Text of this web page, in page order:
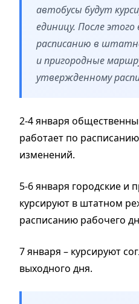
автобусы будут
единицу. После этого
расписанию в
и пригородные
утвержденному
2-4 января
работает по
изменений.
5-6 января городские
курсируют в штатном
расписанию рабочего
7 января – курсируют
выходного дня.